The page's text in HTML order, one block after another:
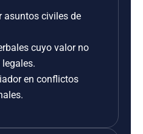
asuntos civiles de
cuyo valor no
en conflictos